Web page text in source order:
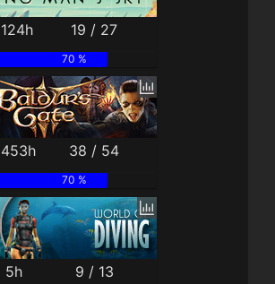
124h 19 / 27
70 %
453h 38 / 54
70 %
5h 9 / 13